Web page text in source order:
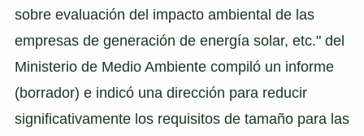
sobre evaluación del impacto ambiental de las
empresas de generación de energía solar, etc." del
Ministerio de Medio Ambiente compiló un informe
(borrador) e indicó una dirección para reducir
significativamente los requisitos de tamaño para las